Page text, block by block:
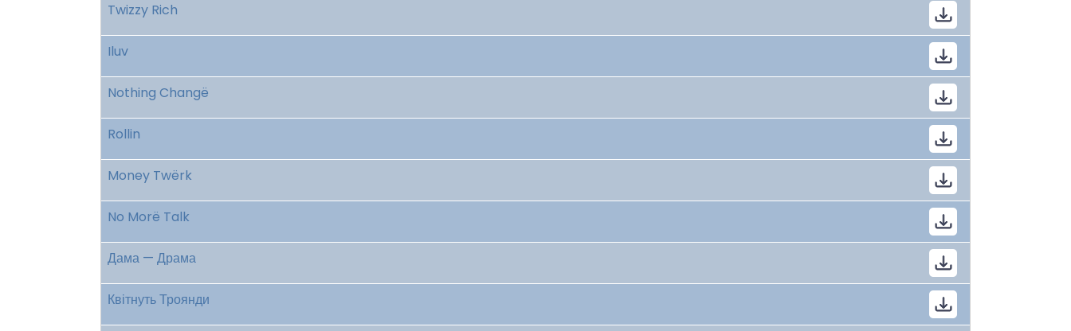
Twizzy Rich
Iluv
Nothing Changë
Rollin
Money Twërk
No Morë Talk
Дама — Драма
Квітнуть Троянди